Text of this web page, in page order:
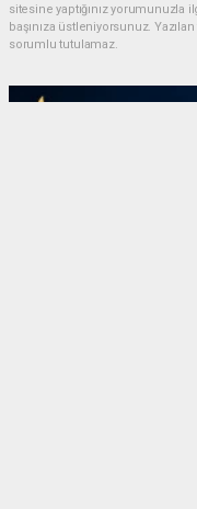
sitesine yaptığınız
başınıza üstleniyorsunuz.
sorumlu tutulamaz.